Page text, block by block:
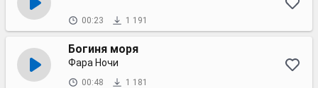
00:23 1 191
Богиня моря
Фара Ночи
00:48 1 181